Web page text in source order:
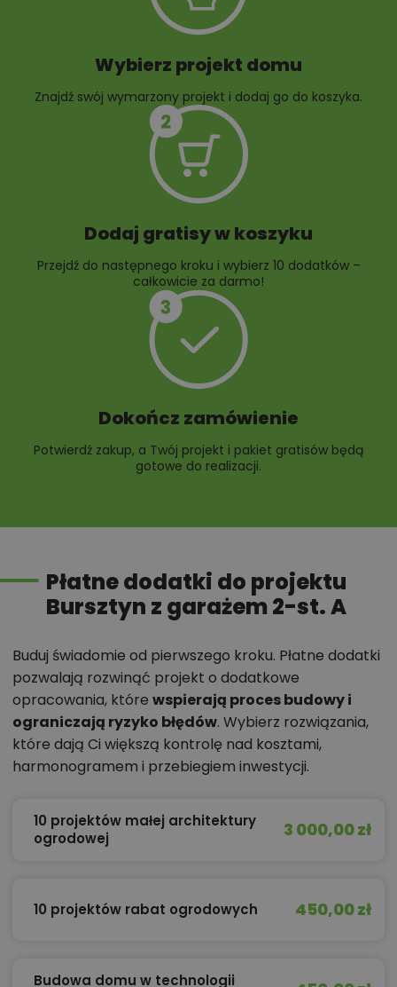
10 projektów rabat
Wybierz projekt domu
Znajdź swój wymarzony projekt i dodaj go do koszyka.
Dodaj gratisy w koszyku
Przejdź do następnego kroku i wybierz 10 dodatków –
całkowicie za darmo!
Dokończ zamówienie
Potwierdź zakup, a Twój projekt i pakiet gratisów będą
gotowe do realizacji.
Płatne dodatki do projektu
Bursztyn z garażem 2-st. A
Buduj świadomie od pierwszego kroku. Płatne dodatki
pozwalają rozwinąć projekt o dodatkowe
opracowania, które wspierają proces budowy i
ograniczają ryzyko błędów. Wybierz rozwiązania,
które dają Ci większą kontrolę nad kosztami,
harmonogramem i przebiegiem inwestycji.
10 projektów małej architektury
ogrodowej
3 000,00 zł
10 projektów rabat ogrodowych 450,00 zł
Budowa domu w technologii